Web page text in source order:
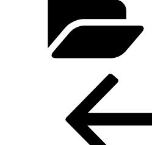
Beitragsnavigation